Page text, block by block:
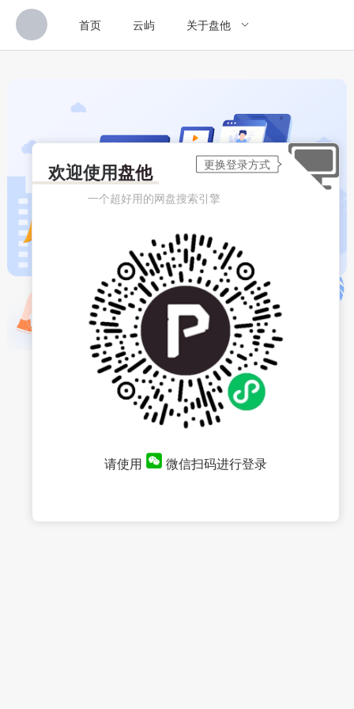
首页 云屿 关于盘他
欢迎使用盘他
一个超好用的网盘搜索引擎
请使用 微信扫码进行登录